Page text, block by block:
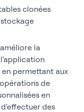
clonées
améliore la
en permettant aux
de
en
des